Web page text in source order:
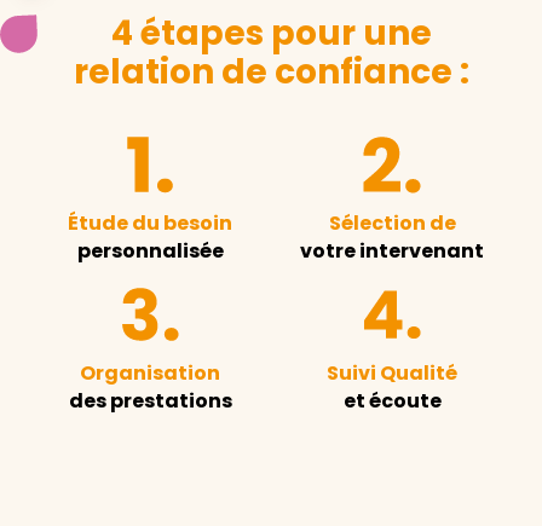
4 étapes pour une
relation de confiance :
Étude du besoin
personnalisée
Sélection de
votre intervenant
Organisation
des prestations
Suivi Qualité
et écoute